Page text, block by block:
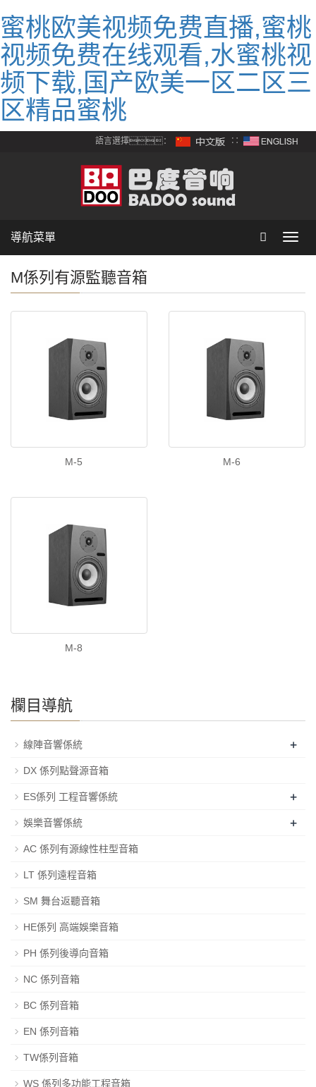
蜜桃欧美视频免费直播,蜜桃
视频免费在线观看,水蜜桃视
频下载,国产欧美一区二区三
区精品蜜桃
語言選擇： ∷
導航菜單
M係列有源監聽音箱
M-5 M-6
M-8
欄目導航
線陣音響係統 +
DX 係列點聲源音箱
ES係列 工程音響係統 +
娛樂音響係統 +
AC 係列有源線性柱型音箱
LT 係列遠程音箱
SM 舞台返聽音箱
HE係列 高端娛樂音箱
PH 係列後導向音箱
NC 係列音箱
BC 係列音箱
EN 係列音箱
TW係列音箱
WS 係列多功能工程音箱